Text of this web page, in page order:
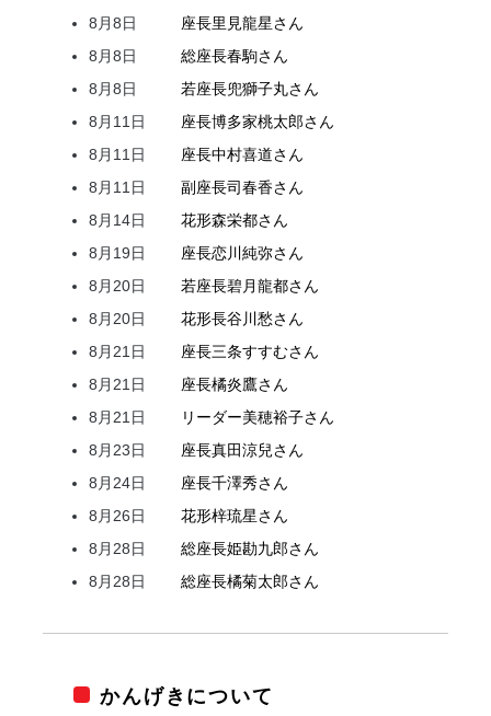
8月8日
座長里見龍星さん
8月8日
総座長春駒さん
8月8日
若座長兜獅子丸さん
8月11日
座長博多家桃太郎さん
8月11日
座長中村喜道さん
8月11日
副座長司春香さん
8月14日
花形森栄都さん
8月19日
座長恋川純弥さん
8月20日
若座長碧月龍都さん
8月20日
花形長谷川愁さん
8月21日
座長三条すすむさん
8月21日
座長橘炎鷹さん
8月21日
リーダー美穂裕子さん
8月23日
座長真田涼兒さん
8月24日
座長千澤秀さん
8月26日
花形梓琉星さん
8月28日
総座長姫勘九郎さん
8月28日
総座長橘菊太郎さん
かんげきについて